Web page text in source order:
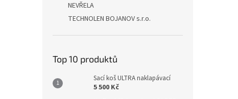
NEVŘELA
TECHNOLEN BOJANOV s.r.o.
Top 10 produktů
Sací koš ULTRA naklapávací
5 500 Kč